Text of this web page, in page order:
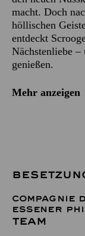
macht. Doch
höllischen
entdeckt
Nächstenliebe
genießen.
Mehr anzeigen
COMPAGNIE
ESSENER
TEAM